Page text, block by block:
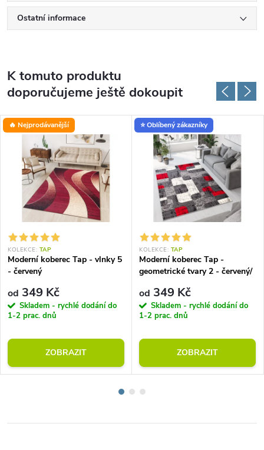
Ostatní informace
K tomuto produktu
doporučujeme ještě dokoupit
🔥 Nejprodávanější
KOLEKCE: TAP
Moderní koberec Tap - vlnky 5
- červený
od 349 Kč
Skladem - rychlé dodání do
1-2 prac. dnů
ZOBRAZIT
⭐ Oblíbený zákazníky
KOLEKCE: TAP
Moderní koberec Tap -
geometrické tvary 2 - červený/
od 349 Kč
Skladem - rychlé dodání do
1-2 prac. dnů
ZOBRAZIT